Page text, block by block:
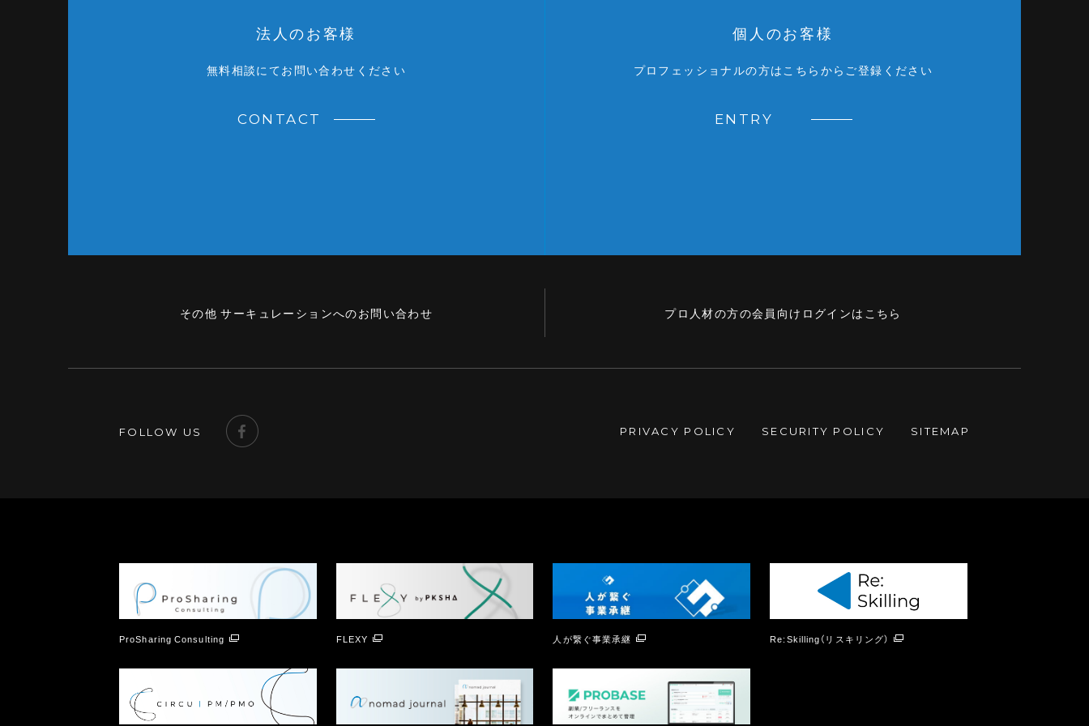
法人のお客様
無料相談にてお問い合わせください
CONTACT
個人のお客様
プロフェッショナルの方はこちらからご登録ください
ENTRY
その他 サーキュレーションへのお問い合わせ プロ人材の方の会員向けログインはこちら
FOLLOW US PRIVACY POLICY SECURITY POLICY SITEMAP
ProSharing Consulting FLEXY 人が繋ぐ事業承継 Re:Skilling（リスキリング）